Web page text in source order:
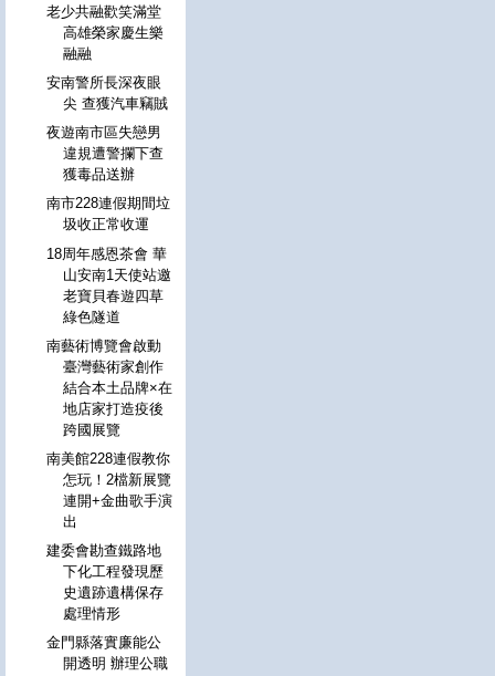
老少共融歡笑滿堂
高雄榮家慶生樂
融融
安南警所長深夜眼
尖 查獲汽車竊賊
夜遊南市區失戀男
違規遭警攔下查
獲毒品送辦
南市228連假期間垃
圾收正常收運
18周年感恩茶會 華
山安南1天使站邀
老寶貝春遊四草
綠色隧道
南藝術博覽會啟動
臺灣藝術家創作
結合本土品牌×在
地店家打造疫後
跨國展覽
南美館228連假教你
怎玩！2檔新展覽
連開+金曲歌手演
出
建委會勘查鐵路地
下化工程發現歷
史遺跡遺構保存
處理情形
金門縣落實廉能公
開透明 辦理公職